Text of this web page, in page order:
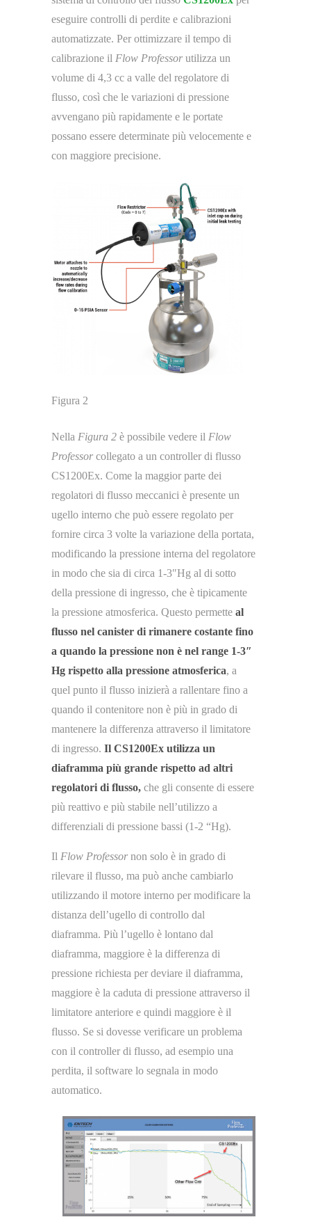
eseguire controlli di perdite e calibrazioni
automatizzate. Per ottimizzare il tempo di
calibrazione il Flow Professor utilizza un
volume di 4,3 cc a valle del regolatore di
flusso, così che le variazioni di pressione
avvengano più rapidamente e le portate
possano essere determinate più velocemente e
con maggiore precisione.
Figura 2
Nella Figura 2 è possibile vedere il Flow
Professor collegato a un controller di flusso
CS1200Ex. Come la maggior parte dei
regolatori di flusso meccanici è presente un
ugello interno che può essere regolato per
fornire circa 3 volte la variazione della portata,
modificando la pressione interna del regolatore
in modo che sia di circa 1-3″Hg al di sotto
della pressione di ingresso, che è tipicamente
la pressione atmosferica. Questo permette al
flusso nel canister di rimanere costante fino
a quando la pressione non è nel range 1-3″
Hg rispetto alla pressione atmosferica, a
quel punto il flusso inizierà a rallentare fino a
quando il contenitore non è più in grado di
mantenere la differenza attraverso il limitatore
di ingresso. Il CS1200Ex utilizza un
diaframma più grande rispetto ad altri
regolatori di flusso, che gli consente di essere
più reattivo e più stabile nell’utilizzo a
differenziali di pressione bassi (1-2 “Hg).
Il Flow Professor non solo è in grado di
rilevare il flusso, ma può anche cambiarlo
utilizzando il motore interno per modificare la
distanza dell’ugello di controllo dal
diaframma. Più l’ugello è lontano dal
diaframma, maggiore è la differenza di
pressione richiesta per deviare il diaframma,
maggiore è la caduta di pressione attraverso il
limitatore anteriore e quindi maggiore è il
flusso. Se si dovesse verificare un problema
con il controller di flusso, ad esempio una
perdita, il software lo segnala in modo
automatico.